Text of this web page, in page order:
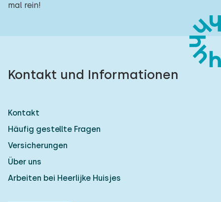
mal rein!
Kontakt und Informationen
Kontakt
Häufig gestellte Fragen
Versicherungen
Über uns
Arbeiten bei Heerlijke Huisjes